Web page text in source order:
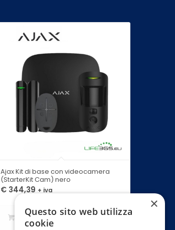
Ajax Kit di base con videocamera
(StarterKit Cam) nero
€344,39 + iva
Aggiungi al
carrello
Mostra dettagli
×
Questo sito web utilizza
cookie